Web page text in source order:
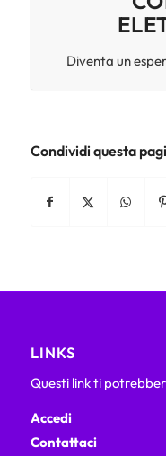
Diventa un
Condividi questa
LINKS
Questi link ti
Accedi
Contattaci